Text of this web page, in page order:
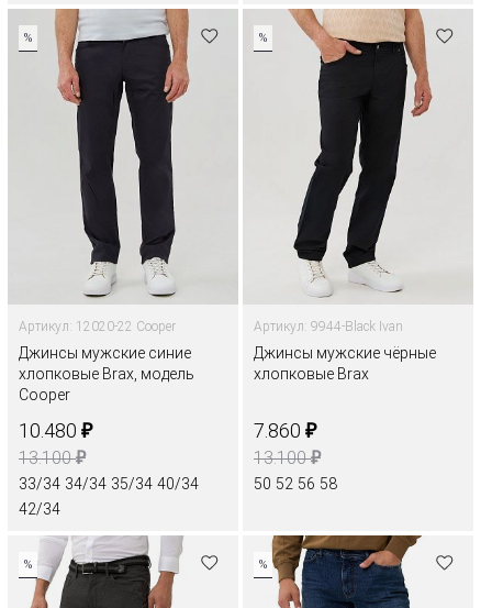
%
Артикул: 12020-22 Cooper
Джинсы мужские синие
хлопковые Brax, модель
Cooper
10.480 ₽
13.100₽
33/34 34/34 35/34 40/34
42/34
%
Артикул: 9944-Black Ivan
Джинсы мужские чёрные
хлопковые Brax
7.860 ₽
13.100₽
50 52 56 58
% %